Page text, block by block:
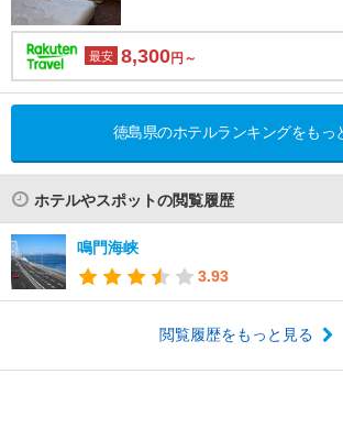
最安 8,300円～
徳島県のホテルランキングをもっ
ホテルやスポットの閲覧履歴
鳴門海峡
3.93
閲覧履歴をもっと見る